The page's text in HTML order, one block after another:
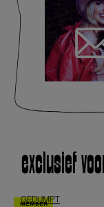
exclusief
GEDUMPT